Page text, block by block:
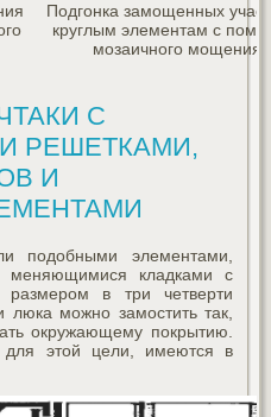
Подгонка замощенных
круглым элементам с
мозаичного мощения
С
РЕШЕТКАМИ,
И
подобными элементами,
кладками с
размером в три четверти
можно замостить так,
окружающему покрытию.
этой цели, имеются в